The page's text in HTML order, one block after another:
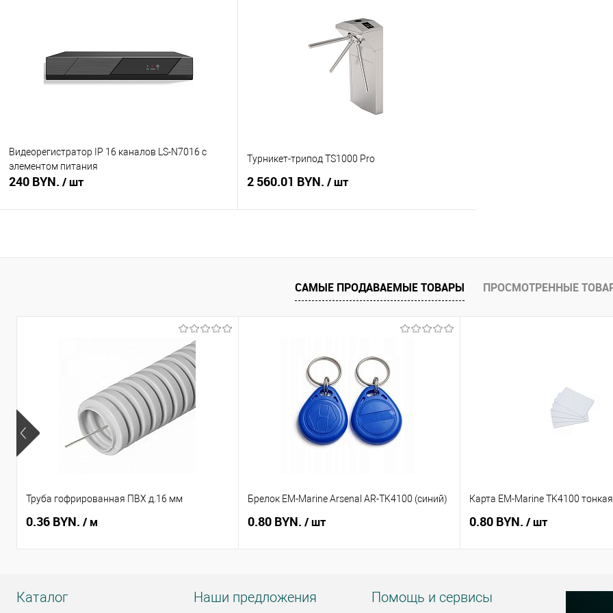
В избранное
В наличии
Купить в 1 клик
В наличии
Видеорегистратор IP 16 каналов LS-N7016 с
элементом питания
240 BYN. / шт
Турникет-трипод TS1000 Pro
2 560.01 BYN. / шт
САМЫЕ ПРОДАВАЕМЫЕ ТОВАРЫ ПРОСМОТРЕННЫЕ
Труба гофрированная ПВХ д.16 мм
0.36 BYN. / м
Брелок EM-Marine Arsenal AR-TK4100 (синий)
0.80 BYN. / шт
Карта EM-Marine TK4100
0.80 BYN. / шт
Каталог Наши предложения Помощь и сервисы